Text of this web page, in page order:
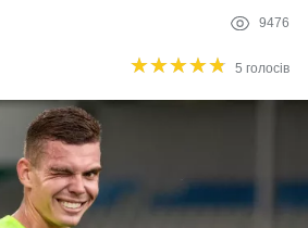
Різне
Букмекери
9476
★★★★★
★★★★★ 5 голосів